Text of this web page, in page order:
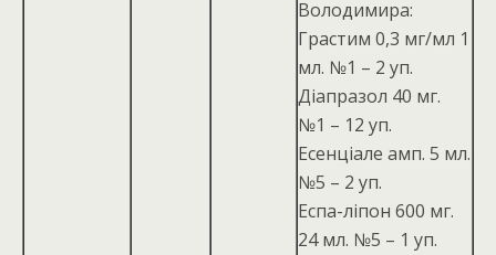
Володимира:
Грастим 0,3 мг/мл 1
мл. №1 – 2 уп.
Діапразол 40 мг.
№1 – 12 уп.
Есенціале амп. 5 мл.
№5 – 2 уп.
Еспа-ліпон 600 мг.
24 мл. №5 – 1 уп.